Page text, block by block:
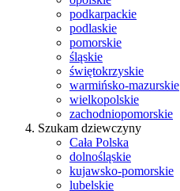
podkarpackie
podlaskie
pomorskie
śląskie
świętokrzyskie
warmińsko-mazurskie
wielkopolskie
zachodniopomorskie
Szukam dziewczyny
Cała Polska
dolnośląskie
kujawsko-pomorskie
lubelskie